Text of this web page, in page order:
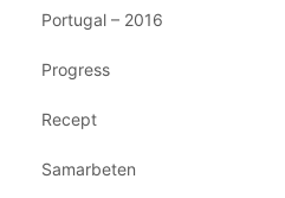
Portugal – 2016
Progress
Recept
Samarbeten